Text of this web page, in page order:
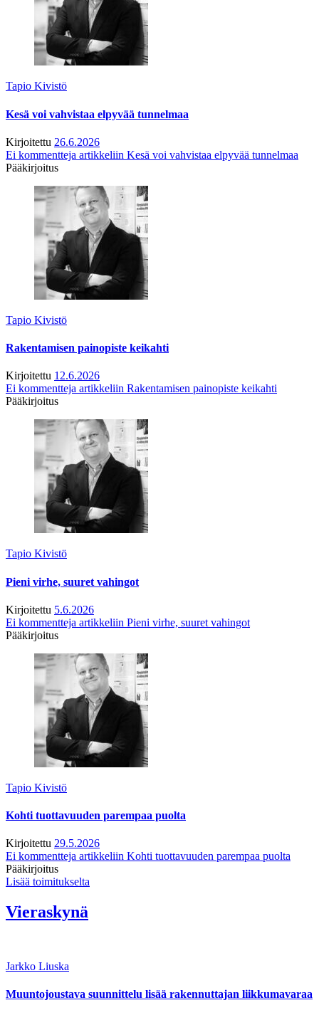
Tapio Kivistö
Kesä voi vahvistaa elpyvää tunnelmaa
Kirjoitettu 26.6.2026
Ei kommentteja artikkeliin Kesä voi vahvistaa elpyvää tunnelmaa
Pääkirjoitus
Tapio Kivistö
Rakentamisen painopiste keikahti
Kirjoitettu 12.6.2026
Ei kommentteja artikkeliin Rakentamisen painopiste keikahti
Pääkirjoitus
Tapio Kivistö
Pieni virhe, suuret vahingot
Kirjoitettu 5.6.2026
Ei kommentteja artikkeliin Pieni virhe, suuret vahingot
Pääkirjoitus
Tapio Kivistö
Kohti tuottavuuden parempaa puolta
Kirjoitettu 29.5.2026
Ei kommentteja artikkeliin Kohti tuottavuuden parempaa puolta
Pääkirjoitus
Lisää toimitukselta
Vieraskynä
Jarkko Liuska
Muuntojoustava suunnittelu lisää rakennuttajan liikkumavaraa